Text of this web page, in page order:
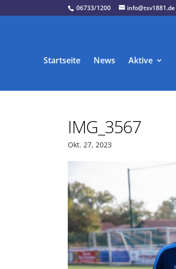
06733/1200 info@tsv1881.de
Startseite News Aktive
IMG_3567
Okt. 27, 2023